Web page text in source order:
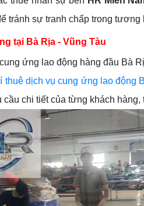
tránh sự tranh chấp trong tương
tại Bà Rịa - Vũng Tàu
ứng lao động hàng đầu Bà
thuê dịch vụ cung ứng lao động
cầu chi tiết của từng khách